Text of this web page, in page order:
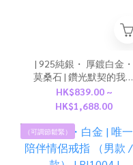
| 925純銀・ 厚鍍白金・
莫桑石 | 鑽光默契的我們
情侶戒指（男款/女款） |
RI1045 |
HK$839.00 ~
HK$1,688.00
（可調節鬆緊）